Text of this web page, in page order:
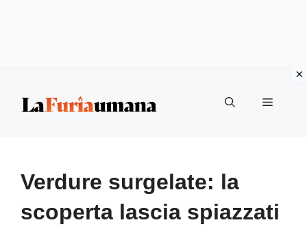
Menu
Verdure surgelate: la
scoperta lascia spiazzati